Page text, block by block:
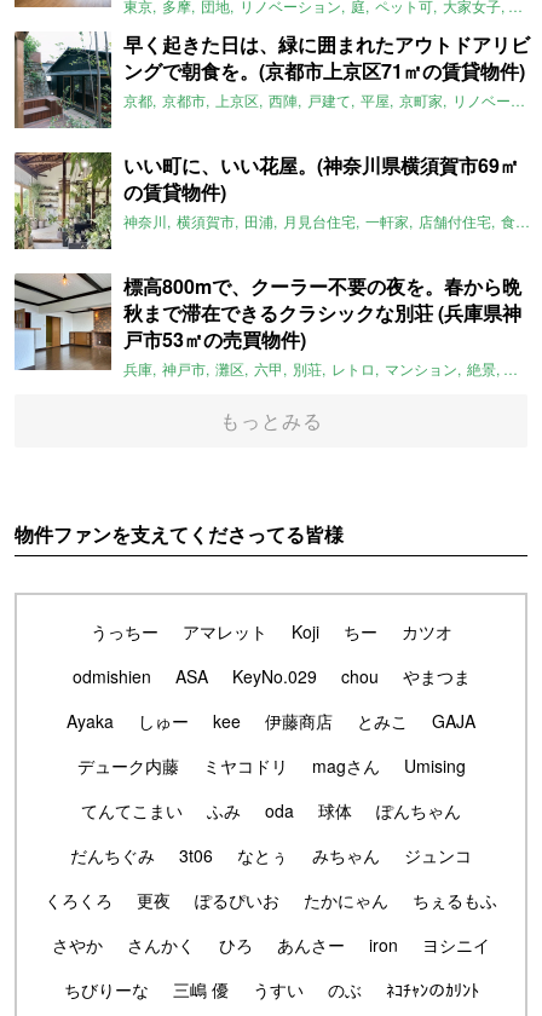
東京 多摩 団地 リノベーション 庭 ペット可 大家女子 団
早く起きた日は、緑に囲まれたアウトドアリビ
ングで朝食を。(京都市上京区71㎡の賃貸物件)
京都 京都市 上京区 西陣 戸建て 平屋 京町家 リノベーション
いい町に、いい花屋。(神奈川県横須賀市69㎡
の賃貸物件)
神奈川 横須賀市 田浦 月見台住宅 一軒家 店舗付住宅 食住近接
標高800mで、クーラー不要の夜を。春から晩
秋まで滞在できるクラシックな別荘 (兵庫県神
戸市53㎡の売買物件)
兵庫 神戸市 灘区 六甲 別荘 レトロ マンション 絶景 避暑
もっとみる
物件ファンを支えてくださってる皆様
うっちー アマレット Koji ちー
カツオ
odmishien
ASA KeyNo.029 chou
やまつま
Ayaka
しゅー kee 伊藤商店 とみこ
GAJA
デューク内藤
ミヤコドリ magさん
Umising
てんてこまい
ふみ oda 球体
ぽんちゃん
だんちぐみ
3t06 なとぅ みちゃん
ジュンコ
くろくろ
更夜 ぽるぴいお たかにゃん
ちぇるもふ
さやか
さんかく ひろ あんさー iron
ヨシニイ
ちびりーな
三嶋 優 うすい のぶ
ﾈｺﾁｬﾝのｶﾘﾝﾄ